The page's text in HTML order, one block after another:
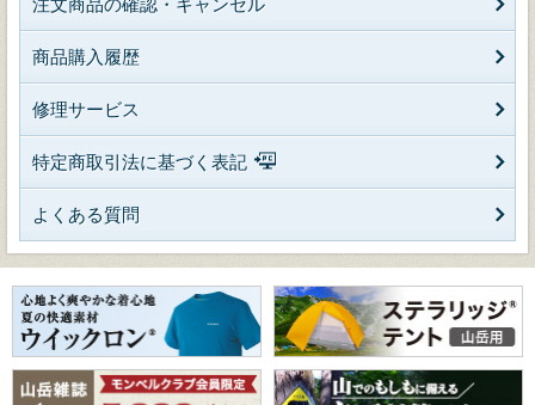
注文商品の確認・キャンセル
商品購入履歴
修理サービス
特定商取引法に基づく表記
よくある質問